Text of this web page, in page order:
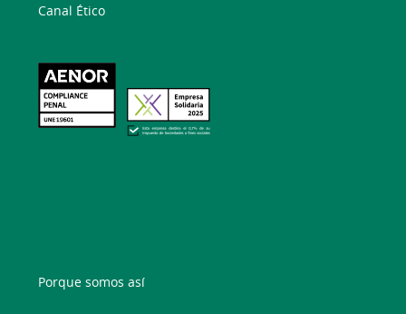
Canal Ético
Porque somos así